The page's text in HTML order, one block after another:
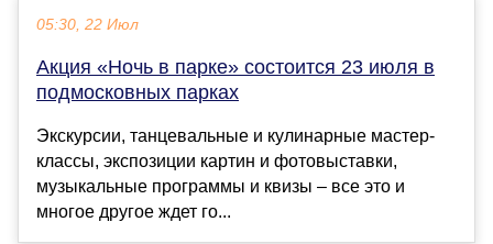
05:30, 22 Июл
Акция «Ночь в парке» состоится 23 июля в
подмосковных парках
Экскурсии, танцевальные и кулинарные мастер-
классы, экспозиции картин и фотовыставки,
музыкальные программы и квизы – все это и
многое другое ждет го...